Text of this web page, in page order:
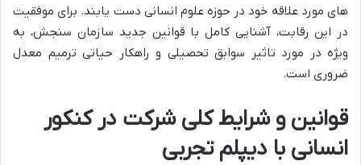
های مورد علاقه خود در حوزه علوم انسانی دست یابند. برای موفقیت
در این رقابت، آشنایی کامل با قوانین جدید سازمان سنجش، به
ویژه در مورد تاثیر سوابق تحصیلی و راهکار حیاتی ترمیم معدل
ضروری است.
قوانین و شرایط کلی شرکت در کنکور
انسانی با دیپلم تجربی